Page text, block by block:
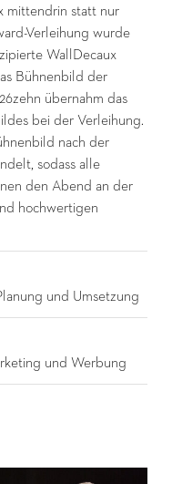
mittendrin statt nur
Verleihung wurde
WallDecaux
Bühnenbild der
übernahm das
bei der Verleihung.
nach der
sodass alle
den Abend an der
hochwertigen
und Umsetzung
und Werbung